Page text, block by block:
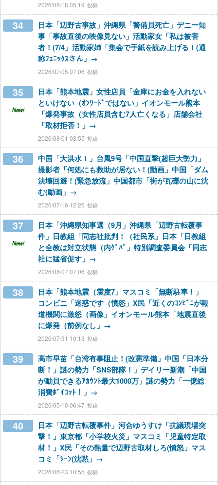
2026/06/18 05:19
34
日本「辺野古事故」沖縄県「警備員死亡」デニー知
事「事故直後の映像見ない」活動家女「私は被害
者！(7/4」活動家姉「集会で手紙を読み上げる！(通
称ﾌｪﾆｯｸｽさん」→
2026/07/05 07:06
35
New!
日本「熊本地震」女性店員「金庫にお金を入れない
といけない（ｵﾝﾜｰﾄﾞではない」イオンモール熊本
「爆発事故（女性店員含む7人亡くなる」店舗会社
「取材拒否！」→
2026/08/01 03:55
36
中国「大洪水！」台風9号「中国直撃(超巨大勢力」
撮影者「何処にも救助が居ない！(動画」中国「ダム
決壊回避！(緊急放流」中国都市「街が瓦礫の山に沈
む(動画」→
2026/07/16 12:26
37
New!
日本「沖縄県知事選（9月」沖縄県「辺野古転覆事
件」日教組「同志社批判！（社民系」日本「日教組
と全教は対立状態（内ｹﾞﾊﾞ」特別調査委員会「同志
社に猛省促す」→
2026/08/07 07:06
38
日本「熊本地震（震度7」マスコミ「無断駐車！」
コンビニ「迷惑です（憤怒」X民「近くのｺﾝﾋﾞﾆが報
道機関に激怒（画像」イオンモール熊本「地震直後
に爆発（前例なし」→
2026/07/31 10:13
39
高市早苗「台湾有事阻止！(改憲準備」中国「日本分
断！」謎の勢力「SNS部隊！」デイリー新潮「中国
が動員できるｱｶｳﾝﾄ最大1000万」謎の勢力「一億総
消費ﾎﾞｲｺｯﾄ！」→
2026/05/10 06:47
40
日本「辺野古転覆事件」河合ゆうすけ「抗議現場突
撃！」東京都「小学校火災」マスコミ「児童特定取
材！」X民「その熱量で辺野古取材しろ(憤怒」マス
コミ「ｼｰﾝ(沈黙」→
2026/06/23 10:55